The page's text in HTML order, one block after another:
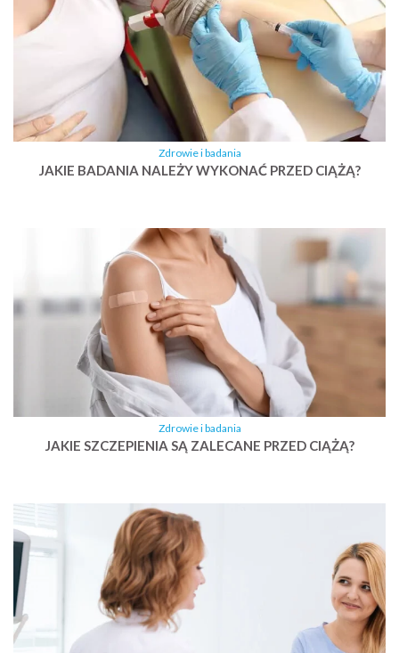
Zdrowie i badania
JAKIE BADANIA NALEŻY WYKONAĆ PRZED CIĄŻĄ?
Zdrowie i badania
JAKIE SZCZEPIENIA SĄ ZALECANE PRZED CIĄŻĄ?